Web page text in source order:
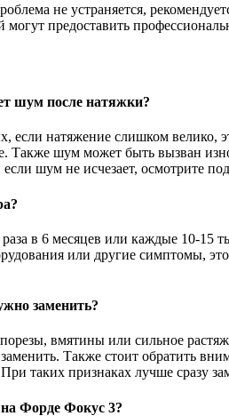
не устраняется,
предоставить
шум после натяжки?
натяжение слишком
Также шум может быть вызван
шум не исчезает, осмотрите
в 6 месяцев или каждые 10-
или другие симптомы,
заменить?
вмятины или сильное
Также стоит обратить
таких признаках лучше сразу
Форде Фокус 3?